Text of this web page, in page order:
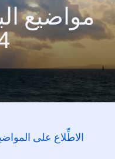
مواضيع
الاطِّلاع على